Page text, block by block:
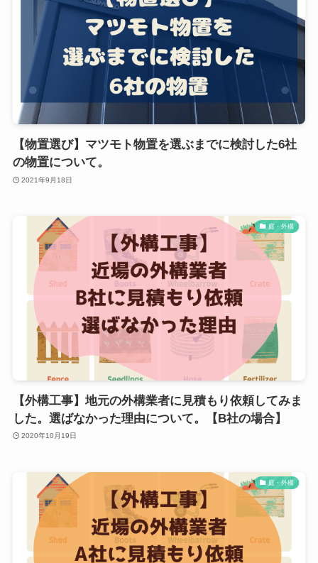
【物置選び】マツモト物置を選ぶまでに検討した6社
の物置について。
2021年9月18日
庭・外構
【外構工事】地元の外構業者に見積もり依頼してみま
した。選ばなかった理由について。【B社の場合】
2020年10月19日
庭・外構